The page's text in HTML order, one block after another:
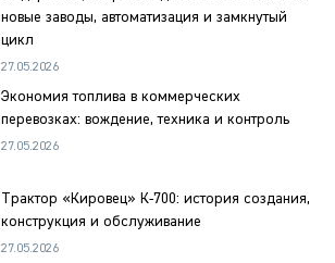
новые заводы, автоматизация и замкнутый
цикл
27.05.2026
Экономия топлива в коммерческих
перевозках: вождение, техника и контроль
27.05.2026
Трактор «Кировец» К-700: история создания,
конструкция и обслуживание
27.05.2026